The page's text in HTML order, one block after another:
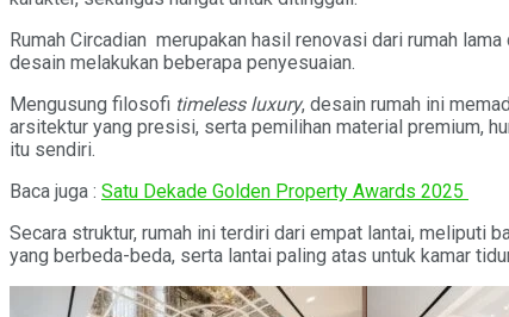
Rumah Circadian merupakan hasil renovasi dari rumah
desain melakukan beberapa penyesuaian.
Mengusung filosofi timeless luxury, desain rumah ini
arsitektur yang presisi, serta pemilihan material premium,
itu sendiri.
Baca juga : Satu Dekade Golden Property Awards 2025
Secara struktur, rumah ini terdiri dari empat lantai, meliputi
yang berbeda-beda, serta lantai paling atas untuk kamar